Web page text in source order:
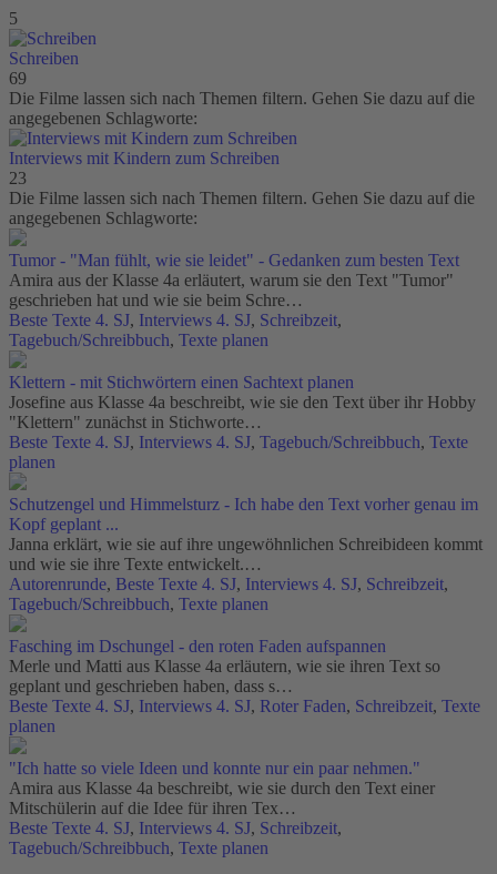
5
Schreiben
69
Die Filme lassen sich nach Themen filtern. Gehen Sie dazu auf die
angegebenen Schlagworte:
Interviews mit Kindern zum Schreiben
23
Die Filme lassen sich nach Themen filtern. Gehen Sie dazu auf die
angegebenen Schlagworte:
Tumor - "Man fühlt, wie sie leidet" - Gedanken zum besten Text
Amira aus der Klasse 4a erläutert, warum sie den Text "Tumor"
geschrieben hat und wie sie beim Schre…
Beste Texte 4. SJ, Interviews 4. SJ, Schreibzeit,
Tagebuch/Schreibbuch, Texte planen
Klettern - mit Stichwörtern einen Sachtext planen
Josefine aus Klasse 4a beschreibt, wie sie den Text über ihr Hobby
"Klettern" zunächst in Stichworte…
Beste Texte 4. SJ, Interviews 4. SJ, Tagebuch/Schreibbuch, Texte
planen
Schutzengel und Himmelsturz - Ich habe den Text vorher genau im
Kopf geplant ...
Janna erklärt, wie sie auf ihre ungewöhnlichen Schreibideen kommt
und wie sie ihre Texte entwickelt.…
Autorenrunde, Beste Texte 4. SJ, Interviews 4. SJ, Schreibzeit,
Tagebuch/Schreibbuch, Texte planen
Fasching im Dschungel - den roten Faden aufspannen
Merle und Matti aus Klasse 4a erläutern, wie sie ihren Text so
geplant und geschrieben haben, dass s…
Beste Texte 4. SJ, Interviews 4. SJ, Roter Faden, Schreibzeit, Texte
planen
"Ich hatte so viele Ideen und konnte nur ein paar nehmen."
Amira aus Klasse 4a beschreibt, wie sie durch den Text einer
Mitschülerin auf die Idee für ihren Tex…
Beste Texte 4. SJ, Interviews 4. SJ, Schreibzeit,
Tagebuch/Schreibbuch, Texte planen